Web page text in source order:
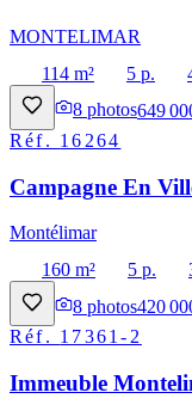
MONTELIMAR
114 m²
5 p.
8 photos649
Réf. 16264
Campagne En
Montélimar
160 m²
5 p.
8 photos420
Réf. 17361-2
Immeuble